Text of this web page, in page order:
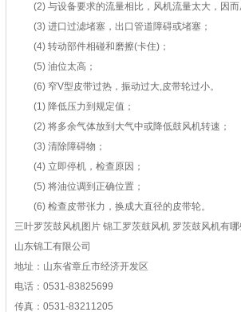
(2) 与设备要求的流量相比，风机流量太大，因而
(3) 进口过滤堵塞，出口管道障碍或堵塞；
(4) 转动部件相碰和磨擦(卡住)；
(5) 油位太高；
(6) 窄V型皮带过热，振动过大,皮带轮过小。
(1) 降低压力到规定值；
(2) 将多余气体放到大气中或降低鼓风机转速；
(3) 清除障碍物；
(4) 立即停机，检查原因；
(5) 将油位调到正确位置；
(6) 检查皮带张力，换成大直径的皮带轮。
三叶罗茨鼓风机图片 锦工罗茨鼓风机 罗茨鼓风机有
山东锦工有限公司
地址：山东省章丘市经济开发区
电话：0531-83825699
传真：0531-83211205